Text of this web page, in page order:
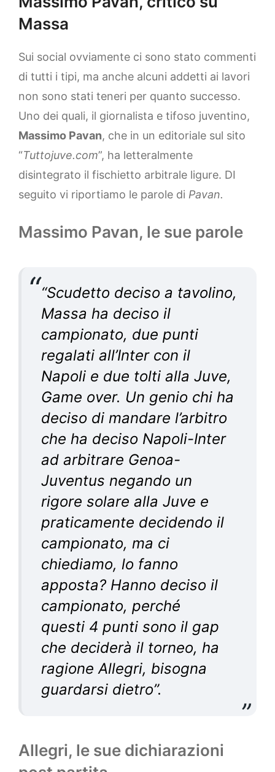
Massa
Sui social ovviamente ci sono stato commenti
di tutti i tipi, ma anche alcuni addetti ai lavori
non sono stati teneri per quanto successo.
Uno dei quali, il giornalista e tifoso juventino,
Massimo Pavan, che in un editoriale sul sito
“Tuttojuve.com”, ha letteralmente
disintegrato il fischietto arbitrale ligure. DI
seguito vi riportiamo le parole di Pavan.
Massimo Pavan, le sue parole
“Scudetto deciso a tavolino,
Massa ha deciso il
campionato, due punti
regalati all’Inter con il
Napoli e due tolti alla Juve,
Game over. Un genio chi ha
deciso di mandare l’arbitro
che ha deciso Napoli-Inter
ad arbitrare Genoa-
Juventus negando un
rigore solare alla Juve e
praticamente decidendo il
campionato, ma ci
chiediamo, lo fanno
apposta? Hanno deciso il
campionato, perché
questi 4 punti sono il gap
che deciderà il torneo, ha
ragione Allegri, bisogna
guardarsi dietro”.
Allegri, le sue dichiarazioni